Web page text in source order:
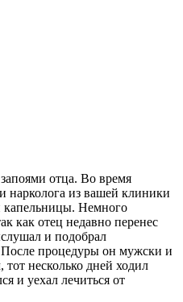
отца. Во время
нарколога из вашей клиники
капельницы. Немного
как отец недавно перенес
и подобрал
После процедуры он мужски и
несколько дней ходил
и уехал лечиться от